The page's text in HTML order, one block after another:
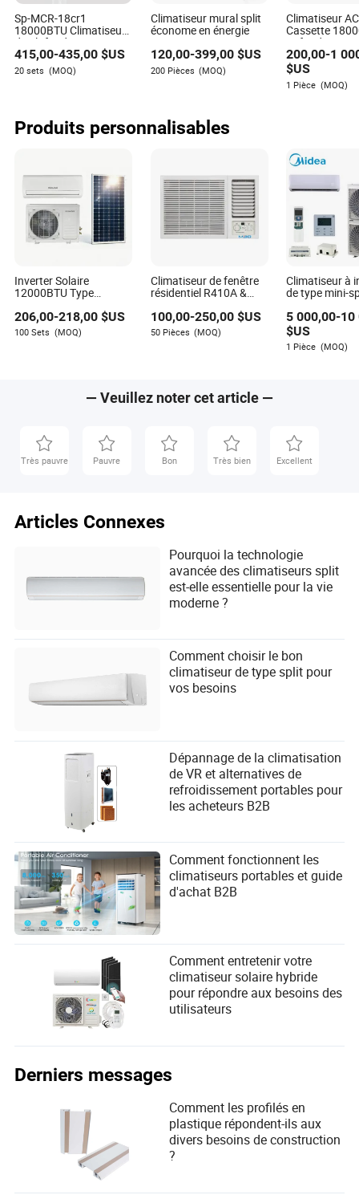
Carter Hayes
Auteur
Carter Hayes est un auteur chevronné spécialisé dans
l'industrie de l'électronique grand public. Avec un
fournisseurs sur le marché et parmi les clients, Carter
fournit des analyses perspicaces des dynamiques de
l'industrie et de la performance des fournisseurs.
Sp-MCR-18cr1
18000BTU Climatiseur
de plafond cassette
uniquement
refroidissement
fréquence fixe
415,00-435,00 $US
20 sets (MOQ)
Climatiseur mural split
économe en énergie
120,00-399,00$US
200 Pièces (MOQ)
Climatiseur AC
Cassette
Seulement
Système
Climatiseur
Plafond Hôtel
200,00-1
$US
1 Pièce (MOQ)
Produits personnalisables
Inverter Solaire
12000BTU Type
220V Climatisation
Économiseur d'Énergie
206,00-218,00 $US
100 Sets (MOQ)
Climatiseur de fenêtre
résidentiel R410A &
100,00-250,00$US
50 Pièces (MOQ)
Climatiseur à
de type mini-
5 000,00-10
$US
1 Pièce (MOQ)
— Veuillez noter cet article —
Très pauvre Pauvre Bon Très bien Excellent
Articles Connexes
Pourquoi la technologie
avancée des climatiseurs split
est-elle essentielle pour la vie
moderne ?
Comment choisir le bon
climatiseur de type split pour
vos besoins
Dépannage de la climatisation
de VR et alternatives de
refroidissement portables pour
les acheteurs B2B
Comment fonctionnent les
climatiseurs portables et guide
d'achat B2B
Comment entretenir votre
climatiseur solaire hybride
pour répondre aux besoins des
utilisateurs
Derniers messages
Comment les profilés en
plastique répondent-ils aux
divers besoins de construction
?